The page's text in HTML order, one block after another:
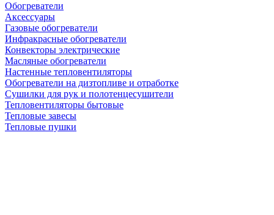
Обогреватели
Аксессуары
Газовые обогреватели
Инфракрасные обогреватели
Конвекторы электрические
Масляные обогреватели
Настенные тепловентиляторы
Обогреватели на дизтопливе и отработке
Сушилки для рук и полотенцесушители
Тепловентиляторы бытовые
Тепловые завесы
Тепловые пушки